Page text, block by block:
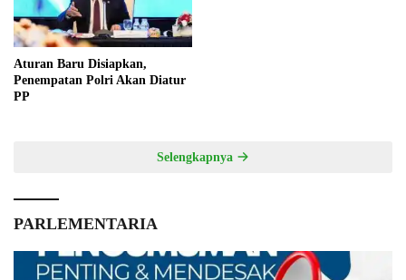
Aturan Baru Disiapkan,
Penempatan Polri Akan Diatur
PP
Selengkapnya
PARLEMENTARIA